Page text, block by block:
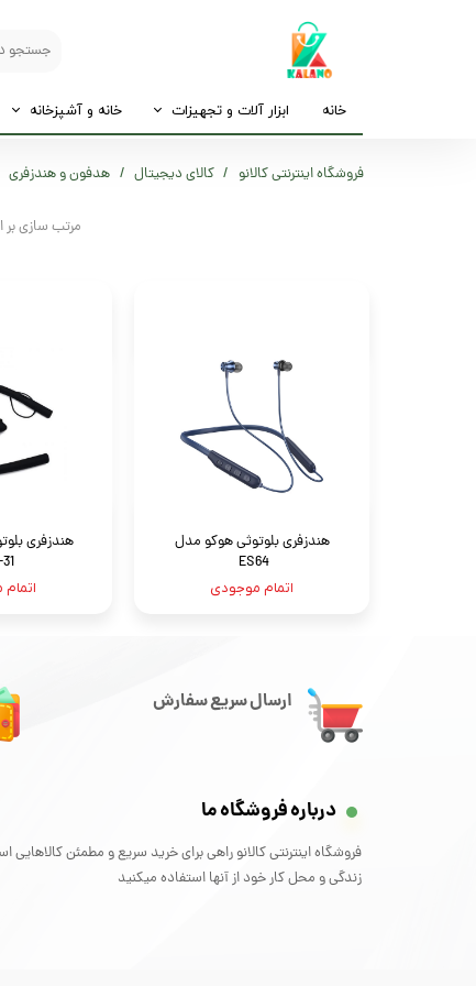
خانه ابزار آلات و تجهیزات خانه و آشپزخانه
فروشگاه اینترنتی کالانو کالای دیجیتال هدفون و هندزفری
مرتب سازی
هندزفری بلوتوثی هوکو مدل
ES64
اتمام موجودی
هندزفری
ارسال سریع سفارش
درباره فروشگاه ما
فروشگاه اینترنتی کالانو راهی برای خرید سریع و مطمئن
زندگی و محل کار خود از آنها استفاده میکنید